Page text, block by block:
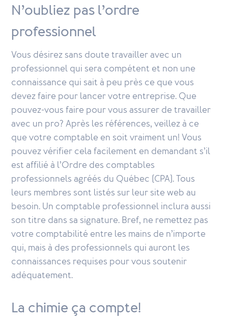
N’oubliez pas l’ordre
professionnel
Vous désirez sans doute travailler avec un
professionnel qui sera compétent et non une
connaissance qui sait à peu près ce que vous
devez faire pour lancer votre entreprise. Que
pouvez-vous faire pour vous assurer de travailler
avec un pro? Après les références, veillez à ce
que votre comptable en soit vraiment un! Vous
pouvez vérifier cela facilement en demandant s’il
est affilié à l’Ordre des comptables
professionnels agréés du Québec (CPA). Tous
leurs membres sont listés sur leur site web au
besoin. Un comptable professionnel inclura aussi
son titre dans sa signature. Bref, ne remettez pas
votre comptabilité entre les mains de n’importe
qui, mais à des professionnels qui auront les
connaissances requises pour vous soutenir
adéquatement.
La chimie ça compte!